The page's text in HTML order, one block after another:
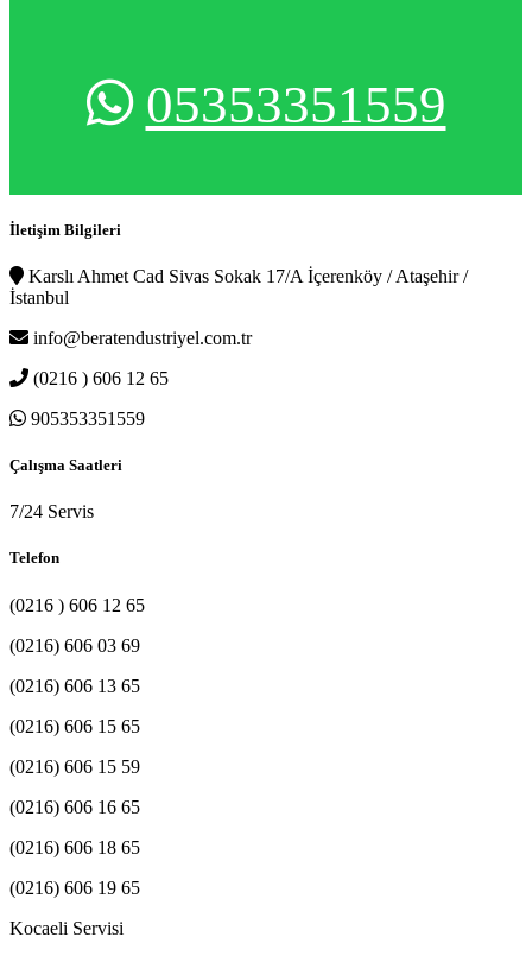
05353351559
İletişim Bilgileri
Karslı Ahmet Cad Sivas Sokak 17/A İçerenköy / Ataşehir /
İstanbul
info@beratendustriyel.com.tr
(0216 ) 606 12 65
905353351559
Çalışma Saatleri
7/24 Servis
Telefon
(0216 ) 606 12 65
(0216) 606 03 69
(0216) 606 13 65
(0216) 606 15 65
(0216) 606 15 59
(0216) 606 16 65
(0216) 606 18 65
(0216) 606 19 65
Kocaeli Servisi